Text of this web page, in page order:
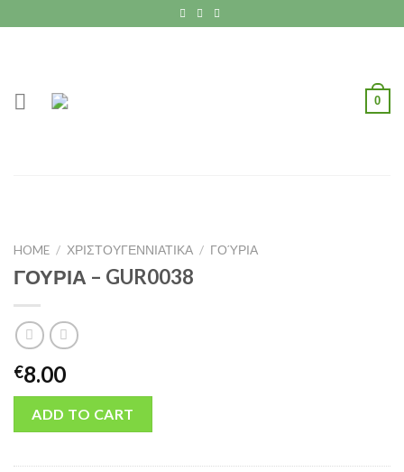
to
0
HOME / ΧΡΙΣΤΟΥΓΕΝΝΙΑΤΙΚΑ / ΓΟΎΡΙΑ
ΓΟΥΡΙΑ – GUR0038
€8.00
ADD TO CART